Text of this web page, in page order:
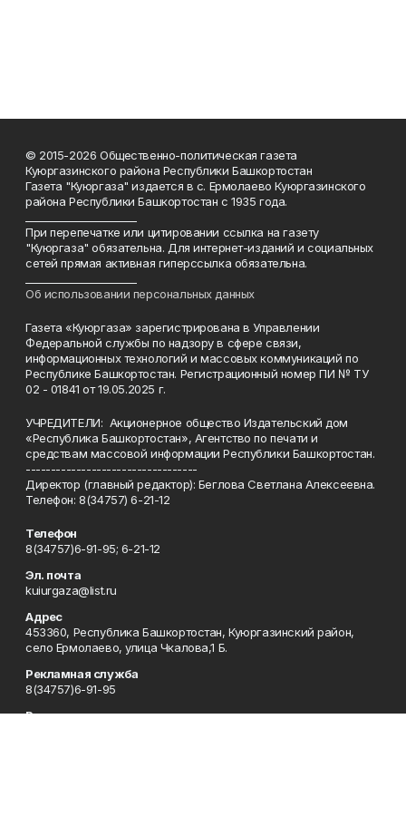
© 2015-2026 Общественно-политическая газета
Куюргазинского района Республики Башкортостан
Газета "Куюргаза" издается в с. Ермолаево Куюргазинского
района Республики Башкортостан с 1935 года.
При перепечатке или цитировании ссылка на газету
"Куюргаза" обязательна. Для интернет-изданий и социальных
сетей прямая активная гиперссылка обязательна.
Об использовании персональных данных
Газета «Куюргаза» зарегистрирована в Управлении
Федеральной службы по надзору в сфере связи,
информационных технологий и массовых коммуникаций по
Республике Башкортостан. Регистрационный номер ПИ № ТУ
02 - 01841 от 19.05.2025 г.
УЧРЕДИТЕЛИ: Акционерное общество Издательский дом
«Республика Башкортостан», Агентство по печати и
средствам массовой информации Республики Башкортостан.
----------------------------------
Директор (главный редактор): Беглова Светлана Алексеевна.
Телефон: 8(34757) 6-21-12
Телефон
8(34757)6-91-95; 6-21-12
Эл. почта
kuiurgaza@list.ru
Адрес
453360, Республика Башкортостан, Куюргазинский район,
село Ермолаево, улица Чкалова,1 Б.
Рекламная служба
8(34757)6-91-95
Редакция